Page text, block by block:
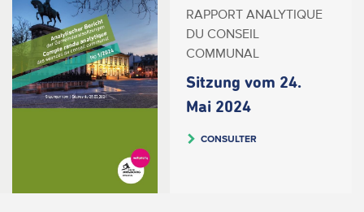
Sitzung vom 24.
Mai 2024
RAPPORT ANALYTIQUE
DU CONSEIL
COMMUNAL
CONSULTER